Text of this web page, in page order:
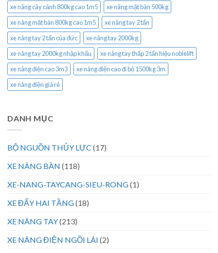
xe nâng cây cảnh 800kg cao 1m5
xe nâng mặt bàn 500kg
xe nâng mặt bàn 800kg cao 1m5
xe nâng tay 2 tấn
xe nâng tay 2 tấn của đức
xe nâng tay 2000kg
xe nâng tay 2000kg nhập khẩu
xe nâng tay thấp 2 tấn hiệu noblelift
xe nâng điện cao 3m3
xe nâng điện cao đi bộ 1500kg 3m
xe nâng điện giá rẻ
DANH MỤC
BỘ NGUỒN THỦY LỰC (17)
XE NÂNG BÀN (118)
XE-NANG-TAYCANG-SIEU-RONG(1)
XE ĐẨY HAI TẦNG(18)
XE NÂNG TAY(213)
XE NÂNG ĐIỆN NGỒI LÁI (2)